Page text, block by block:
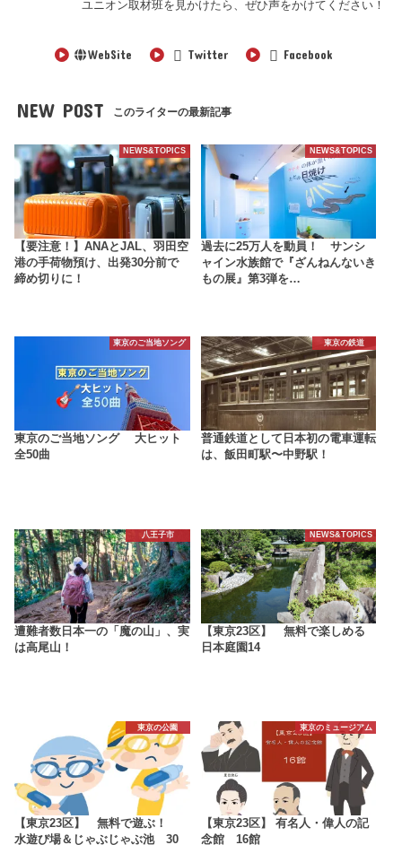
ユニオン取材班を見かけたら、ぜひ声をかけてください！
WebSite Twitter Facebook
NEW POST このライターの最新記事
NEWS&TOPICS
【要注意！】ANAとJAL、羽田空
港の手荷物預け、出発30分前で
締め切りに！
NEWS&TOPICS
過去に25万人を動員！ サンシ
ャイン水族館で『ざんねんないき
もの展』第3弾を…
東京のご当地ソング
東京のご当地ソング 大ヒット
全50曲
東京の鉄道
普通鉄道として日本初の電車運転
は、飯田町駅〜中野駅！
八王子市
遭難者数日本一の「魔の山」、実
は高尾山！
NEWS&TOPICS
【東京23区】 無料で楽しめる
日本庭園14
東京の公園
【東京23区】 無料で遊ぶ！
水遊び場＆じゃぶじゃぶ池 30
東京のミュージアム
【東京23区】 有名人・偉人の記
念館 16館